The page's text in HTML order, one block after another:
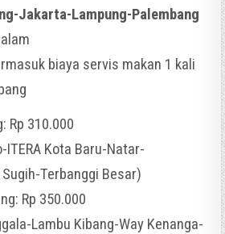
Jakarta-Lampung-Palembang
biaya servis makan 1 kali
Rp 310.000
Kota Baru-Natar-
Terbanggi Besar)
Rp 350.000
Lambu Kibang-Way Kenanga-